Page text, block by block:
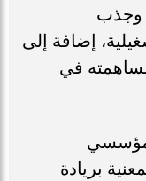
وجذب
إضافة إلى
في
بريادة